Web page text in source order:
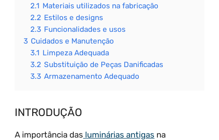
2.1 Materiais utilizados na fabricação
2.2 Estilos e designs
2.3 Funcionalidades e usos
3 Cuidados e Manutenção
3.1 Limpeza Adequada
3.2 Substituição de Peças Danificadas
3.3 Armazenamento Adequado
INTRODUÇÃO
A importância das luminárias antigas na